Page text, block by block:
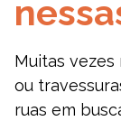
Muitas vezes
ou
ruas em